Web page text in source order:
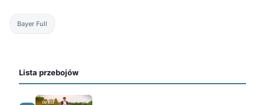
Bayer Full
Lista przebojów